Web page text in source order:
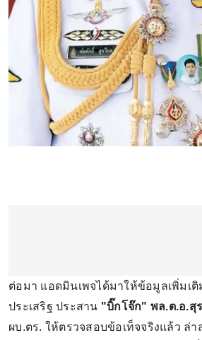
ต่อมา แอดมินเพจได้มาให้ข้อมูลเพิ่มเติ
ประเสริฐ ประสาน "บิ๊กโจ๊ก" พล.ต.อ.สุ
ผบ.ตร. ให้ตรวจสอบข้อเท็จจริงแล้ว ล่า